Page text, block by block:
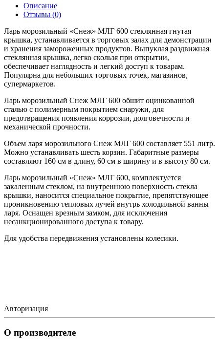
Описание
Отзывы (0)
Ларь морозильный «Снеж» МЛГ 600 стеклянная гнутая
крышка, устанавливается в торговых залах для демонстрации
и хранения замороженных продуктов. Выпуклая раздвижная
стеклянная крышка, легко скользя при открытии,
обеспечивает наглядность и легкий доступ к товарам.
Популярна для небольших торговых точек, магазинов,
супермаркетов.
Ларь морозильный Снеж МЛГ 600 обшит оцинкованной
сталью с полимерным покрытием снаружи, для
предотвращения появления коррозии, долговечности и
механической прочности.
Объем ларя морозильного Снеж МЛГ 600 составляет 551 литр.
Можно устанавливать шесть корзин. Габаритные размеры
составляют 160 см в длину, 60 см в ширину и в высоту 80 см.
Ларь морозильный «Снеж» МЛГ 600, комплектуется
закаленным стеклом, на внутреннюю поверхность стекла
крышки, наносится специальное покрытие, препятствующее
проникновению тепловых лучей внутрь холодильной ванны
ларя. Оснащен врезным замком, для исключения
несанкционированного доступа к товару.
Для удобства передвижения установлены колесики.
Авторизация
О производителе